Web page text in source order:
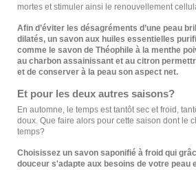
mortes et stimuler ainsi le renouvellement
Afin d’éviter les désagréments d’une peau
dilatés, un savon aux huiles essentielles
comme le savon de Théophile à la menthe
au charbon assainissant et au citron
et de conserver à la peau son aspect net.
Et pour les deux autres saisons?
En automne, le temps est tantôt sec et froid,
doux. Que faire alors pour cette saison dont le
temps?
Choisissez un savon saponifié à froid qui
douceur s'adapte aux besoins de votre peau